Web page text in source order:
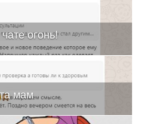
огонь!
мам